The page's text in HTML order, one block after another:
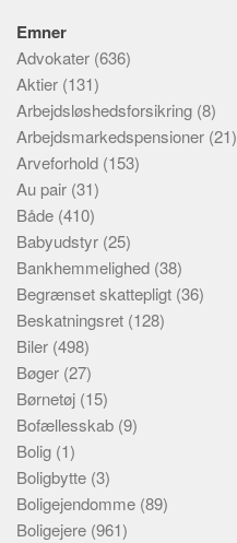
Emner
Advokater (636)
Aktier (131)
Arbejdsløshedsforsikring (8)
Arbejdsmarkedspensioner (21)
Arveforhold (153)
Au pair (31)
Både (410)
Babyudstyr (25)
Bankhemmelighed (38)
Begrænset skattepligt (36)
Beskatningsret (128)
Biler (498)
Bøger (27)
Børnetøj (15)
Bofællesskab (9)
Bolig (1)
Boligbytte (3)
Boligejendomme (89)
Boligejere (961)